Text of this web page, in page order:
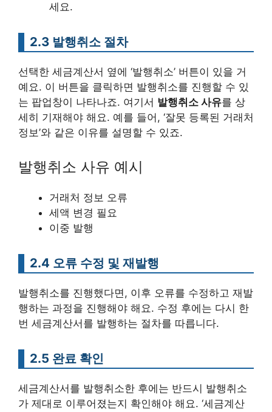
세요.
2.3 발행취소 절차
선택한 세금계산서 옆에 ‘발행취소’ 버튼이 있을 거
예요. 이 버튼을 클릭하면 발행취소를 진행할 수 있
는 팝업창이 나타나죠. 여기서 발행취소 사유를 상
세히 기재해야 해요. 예를 들어, ‘잘못 등록된 거래처
정보’와 같은 이유를 설명할 수 있죠.
발행취소 사유 예시
거래처 정보 오류
세액 변경 필요
이중 발행
2.4 오류 수정 및 재발행
발행취소를 진행했다면, 이후 오류를 수정하고 재발
행하는 과정을 진행해야 해요. 수정 후에는 다시 한
번 세금계산서를 발행하는 절차를 따릅니다.
2.5 완료 확인
세금계산서를 발행취소한 후에는 반드시 발행취소
가 제대로 이루어졌는지 확인해야 해요. ‘세금계산